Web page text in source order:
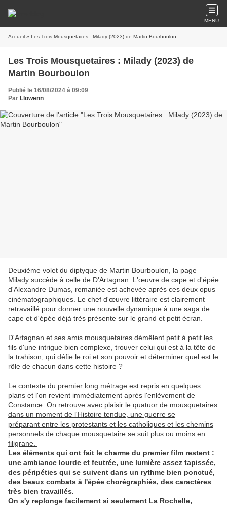
MENU
Accueil » Les Trois Mousquetaires : Milady (2023) de Martin Bourboulon
Les Trois Mousquetaires : Milady (2023) de
Martin Bourboulon
Publié le 16/08/2024 à 09:09
Par Llowenn
Deuxième volet du diptyque de Martin Bourboulon, la page
Milady succède à celle de D'Artagnan. L'œuvre de cape et d'épée
d'Alexandre Dumas, remaniée est achevée après ces deux opus
cinématographiques. Le chef d'œuvre littéraire est clairement
retravaillé pour donner une nouvelle dynamique à une saga de
cape et d'épée déjà très présente sur le grand et petit écran.
D'Artagnan et ses amis mousquetaires démêlent petit à petit les
fils d'une intrigue bien complexe, trouver celui qui est à la tête de
la trahison, qui défie le roi et son pouvoir et déterminer quel est le
rôle de chacun dans cette histoire ?
Le contexte du premier long métrage est repris en quelques
plans et l'on revient immédiatement après l'enlèvement de
Constance. On retrouve avec plaisir le quatuor de mousquetaires
dans un moment de l'Histoire tendue, une guerre se
préparant entre les protestants et les catholiques et les chemins
personnels de chaque mousquetaire se suit plus ou moins en
filigrane.
Les éléments qui ont fait le charme du premier film restent :
une ambiance lourde et feutrée, une lumière assez tapissée,
des péripéties qui se suivent dans un rythme bien ponctué,
des beaux combats à l'épée chorégraphiés, des caractères
très bien travaillés.
On s'y replonge facilement si seulement La Rochelle,